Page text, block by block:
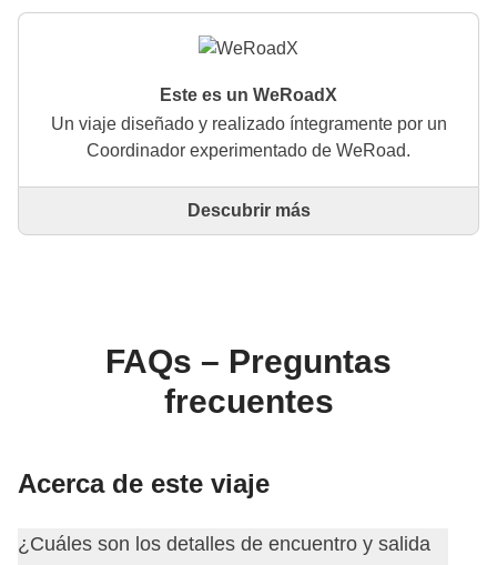
Este es un WeRoadX
Un viaje diseñado y realizado íntegramente por un
Coordinador experimentado de WeRoad.
Este es un viaje diseñado y realizado íntegramente
WeRoad puedes reservar el viaje y gestionarlo en tu
área personal, como cualquier otro WeRoad.
Descubrir más
FAQs – Preguntas
frecuentes
Acerca de este viaje
¿Cuáles son los detalles de encuentro y salida